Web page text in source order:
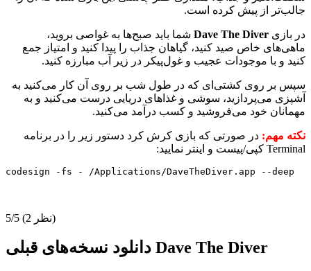
جالب‌تر از پیش کرده است.
در بازی Dave The Diver شما باید صبح‌ها به غواصی بروید،
ماهی‌های خاص صید کنید، گیاهان جذاب را پیدا کنید و امتیاز جمع
کنید و با موجودات عجیب و غول‌پیکر در زیر آب مبارزه کنید.
سپس بر روی کشتی‌ای که در طول شب بر روی آن کار می‌کنید به
آشپزی می‌پردازید، سوشی و غذاهای دریایی درست می‌کنید و به
مهمانان خود می‌فروشید و کسب درآمد می‌کنید.
نکته مهم: در صورتی که بازی کرش کرد دستور زیر را در برنامه
Terminal کپی/پیست و اینتر نمایید:
codesign -fs - /Applications/DaveTheDiver.app --deep
5/5 (2 نظر)
دانلود نسخه‌های قبلی Dave The Diver